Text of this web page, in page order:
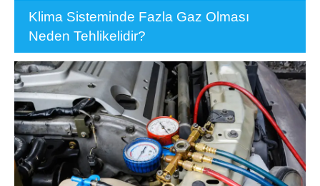
Klima Sisteminde Fazla Gaz Olması
Neden Tehlikelidir?